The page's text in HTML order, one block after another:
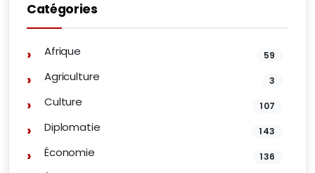
Catégories
Afrique 59
Agriculture 3
Culture 107
Diplomatie 143
Économie 136